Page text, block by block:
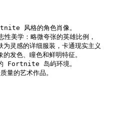
风格的角色肖像。
学：略微夸张的英雄比例，
为灵感的详细服装，卡通现实主义
发色、瞳色和鲜明特征。
Fortnite 岛屿环境。
的艺术作品。